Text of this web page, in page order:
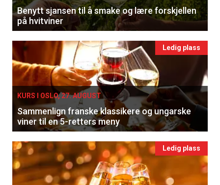
Benytt sjansen til å smake og lære forskjellen
på hvitviner
Ledig plass
KURS I OSLO, 27. AUGUST
Sammenlign franske klassikere og ungarske
viner til en 5-retters meny
Ledig plass